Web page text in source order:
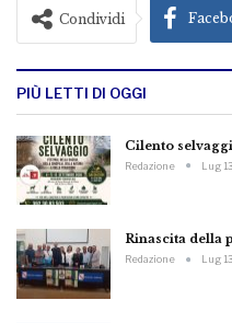
Condividi
PIÙ LETTI DI OGGI
Cilento
Redazione Lug
Rinascita della
Redazione Lug